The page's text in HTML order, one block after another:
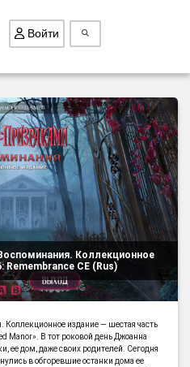
Войти
Коллекционное
Remembrance CE (Rus)
издание — шестая часть
Manor». В тот роковой день Джоанна
ее дом, даже своих родителей. Сегодня
в обгоревшие останки дома ее